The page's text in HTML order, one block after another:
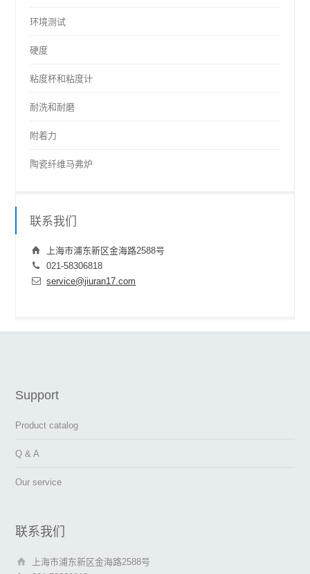
环境测试
硬度
粘度杯和粘度计
耐洗和耐磨
附着力
陶瓷纤维马弗炉
联系我们
上海市浦东新区金海路2588号
021-58306818
service@jiuran17.com
Support
Product catalog
Q & A
Our service
联系我们
上海市浦东新区金海路2588号